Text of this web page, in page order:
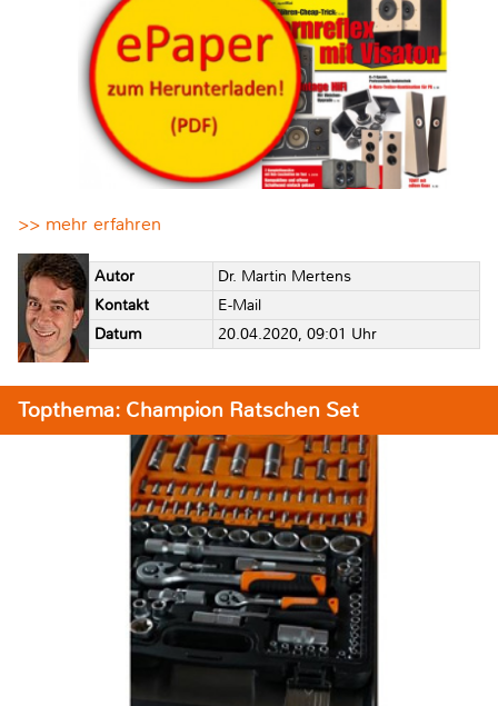
>> mehr erfahren
Autor
Dr. Martin Mertens
Kontakt
E-Mail
Datum
20.04.2020, 09:01 Uhr
Topthema: Champion Ratschen Set